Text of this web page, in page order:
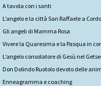
A tavola con i santi
L’angelo e la città San Raffaele a
Gli angeli di Mamma Rosa
Vivere la Quaresima e la Pasqua in
L’angelo consolatore di Gesù nel
Don Dolindo Ruotolo devoto delle
Enneagramma e coaching